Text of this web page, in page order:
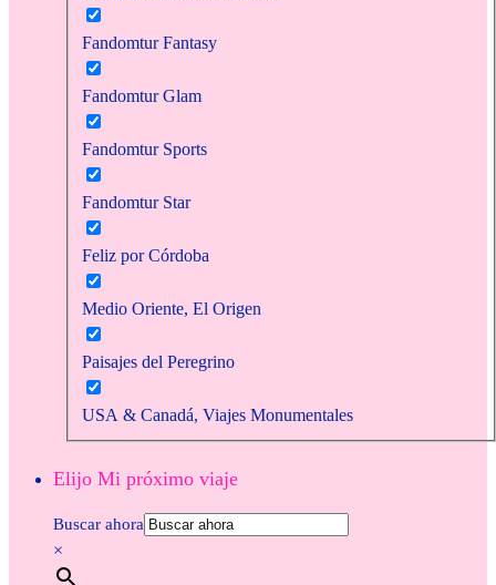
Fandomtur Fantasy
Fandomtur Glam
Fandomtur Sports
Fandomtur Star
Feliz por Córdoba
Medio Oriente, El Origen
Paisajes del Peregrino
USA & Canadá, Viajes Monumentales
Elijo Mi próximo viaje
Buscar ahora
×